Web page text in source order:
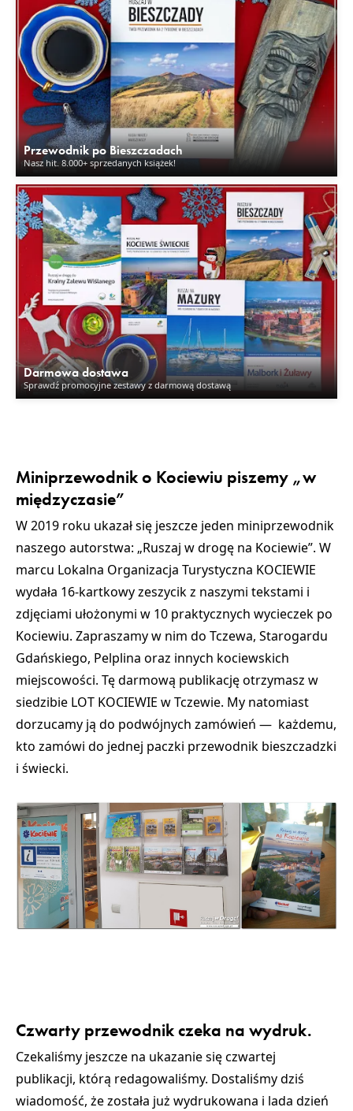
Przewodnik po Bieszczadach
Nasz hit. 8.000+ sprzedanych książek!
Darmowa dostawa
Sprawdź promocyjne zestawy z darmową dostawą
Miniprzewodnik o Kociewiu piszemy „w
międzyczasie”
W 2019 roku ukazał się jeszcze jeden miniprzewodnik
naszego autorstwa: „Ruszaj w drogę na Kociewie”. W
marcu Lokalna Organizacja Turystyczna KOCIEWIE
wydała 16-kartkowy zeszycik z naszymi tekstami i
zdjęciami ułożonymi w 10 praktycznych wycieczek po
Kociewiu. Zapraszamy w nim do Tczewa, Starogardu
Gdańskiego, Pelplina oraz innych kociewskich
miejscowości. Tę darmową publikację otrzymasz w
siedzibie LOT KOCIEWIE w Tczewie. My natomiast
dorzucamy ją do podwójnych zamówień — każdemu,
kto zamówi do jednej paczki przewodnik bieszczadzki
i świecki.
Czwarty przewodnik czeka na wydruk.
Czekaliśmy jeszcze na ukazanie się czwartej
publikacji, którą redagowaliśmy. Dostaliśmy dziś
wiadomość, że została już wydrukowana i lada dzień